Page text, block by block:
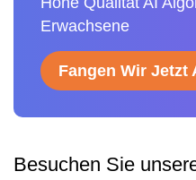
Erwachsene
Fangen Wir Jetzt
Besuchen Sie